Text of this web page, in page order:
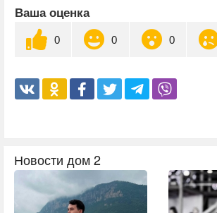
Ваша оценка
0 0 0
Новости дом 2